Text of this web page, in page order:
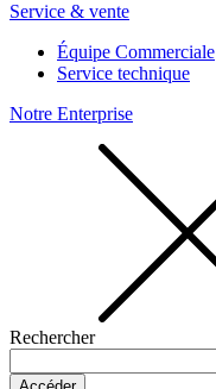
Service & vente
Équipe Commerciale
Service technique
Notre Enterprise
Rechercher